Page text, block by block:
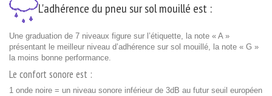
L'adhérence du pneu sur sol mouillé est :
Une graduation de 7 niveaux figure sur l’étiquette, la note « A »
présentant le meilleur niveau d’adhérence sur sol mouillé, la note « G »
la moins bonne performance.
Le confort sonore est :
1 onde noire = un niveau sonore inférieur de 3dB au futur seuil européen